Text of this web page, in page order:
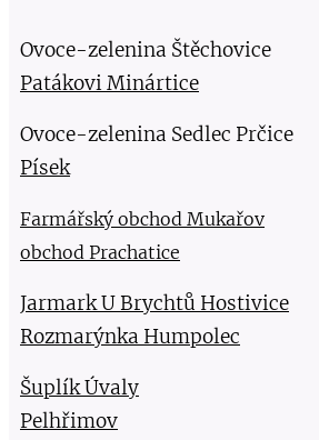
Ovoce-zelenina
Patákovi Minártice
Ovoce-zelenina Sedlec
Písek
Farmářský obchod Mukařov
obchod Prachatice
Jarmark U Brychtů Hostivice
Rozmarýnka Humpolec
Šuplík Úvaly
Pelhřimov